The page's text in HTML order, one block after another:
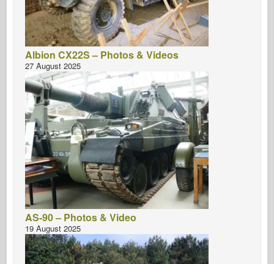
Albion CX22S – Photos & Videos
27 August 2025
AS-90 – Photos & Video
19 August 2025